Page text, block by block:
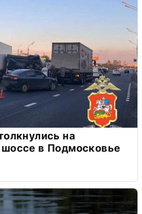
на
в Подмосковье